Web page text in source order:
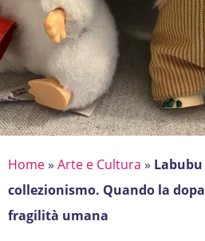
Home» Arte e Cultura »
collezionismo. Quando la
fragilità umana